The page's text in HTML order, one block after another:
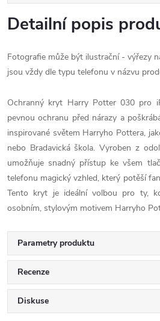
Detailní popis
Fotografie může být ilustrační - výřezy
jsou vždy dle typu telefonu v názvu
Ochranný kryt Harry Potter 030 pro
pevnou ochranu před nárazy a
inspirované světem Harryho Pottera,
nebo Bradavická škola. Vyroben z
umožňuje snadný přístup ke všem
telefonu magický vzhled, který potěší
Tento kryt je ideální volbou pro ty,
osobním, stylovým motivem Harryho
Parametry produktu
Recenze
Diskuse